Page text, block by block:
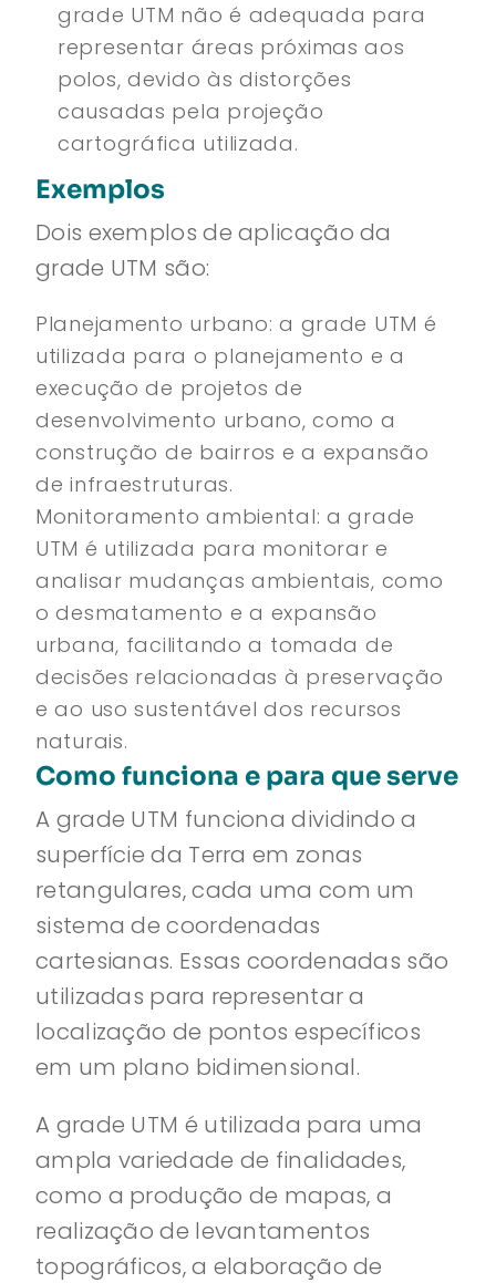
grade UTM não é adequada para
representar áreas próximas aos
polos, devido às distorções
causadas pela projeção
cartográfica utilizada.
Exemplos
Dois exemplos de aplicação da
grade UTM são:
Planejamento urbano: a grade UTM é
utilizada para o planejamento e a
execução de projetos de
desenvolvimento urbano, como a
construção de bairros e a expansão
de infraestruturas.
Monitoramento ambiental: a grade
UTM é utilizada para monitorar e
analisar mudanças ambientais, como
o desmatamento e a expansão
urbana, facilitando a tomada de
decisões relacionadas à preservação
e ao uso sustentável dos recursos
naturais.
Como funciona e para que serve
A grade UTM funciona dividindo a
superfície da Terra em zonas
retangulares, cada uma com um
sistema de coordenadas
cartesianas. Essas coordenadas são
utilizadas para representar a
localização de pontos específicos
em um plano bidimensional.
A grade UTM é utilizada para uma
ampla variedade de finalidades,
como a produção de mapas, a
realização de levantamentos
topográficos, a elaboração de